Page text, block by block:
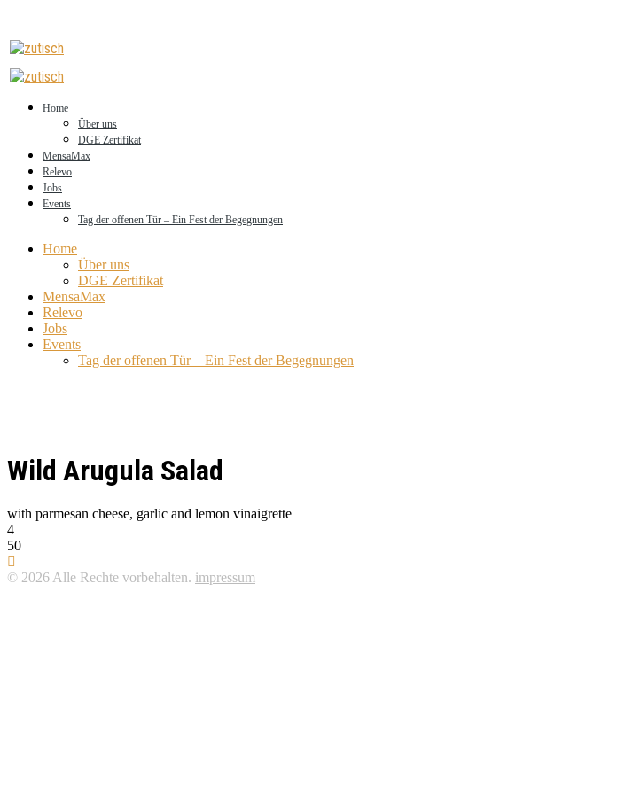
Home
Über uns
DGE Zertifikat
MensaMax
Relevo
Jobs
Events
Tag der offenen Tür – Ein Fest der Begegnungen
Home
Über uns
DGE Zertifikat
MensaMax
Relevo
Jobs
Events
Tag der offenen Tür – Ein Fest der Begegnungen
Wild Arugula Salad
with parmesan cheese, garlic and lemon vinaigrette
4
50
© 2026 Alle Rechte vorbehalten. impressum